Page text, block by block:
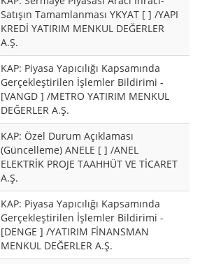
Satışın Tamamlanması YKYAT [ ] /YAPI
KREDİ YATIRIM MENKUL DEĞERLER
A.Ş.
KAP: Piyasa Yapıcılığı Kapsamında
Gerçekleştirilen İşlemler Bildirimi -
[VANGD ] /METRO YATIRIM MENKUL
DEĞERLER A.Ş.
KAP: Özel Durum Açıklaması
(Güncelleme) ANELE [ ] /ANEL
ELEKTRİK PROJE TAAHHÜT VE TİCARET
A.Ş.
KAP: Piyasa Yapıcılığı Kapsamında
Gerçekleştirilen İşlemler Bildirimi -
[DENGE ] /YATIRIM FİNANSMAN
MENKUL DEĞERLER A.Ş.